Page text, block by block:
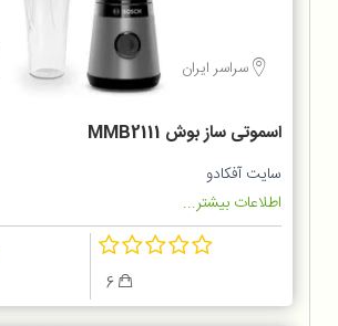
سراسر ایران
اسموتی ساز بوش MMB2111
سایت آفکادو
اطلاعات بیشتر...